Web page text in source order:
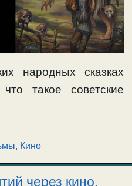
народных сказках
такое советские
Кино
через кино,